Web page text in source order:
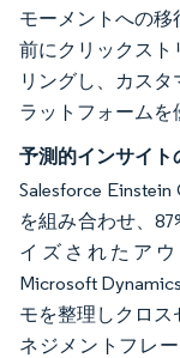
モーメントへの
前にクリックスト
リングし、カス
ラットフォームを
予測的インサイト
Salesforce
を組み合わせ、
イズされたア
Microsoft
モを整理しクロス
ネジメントフレ